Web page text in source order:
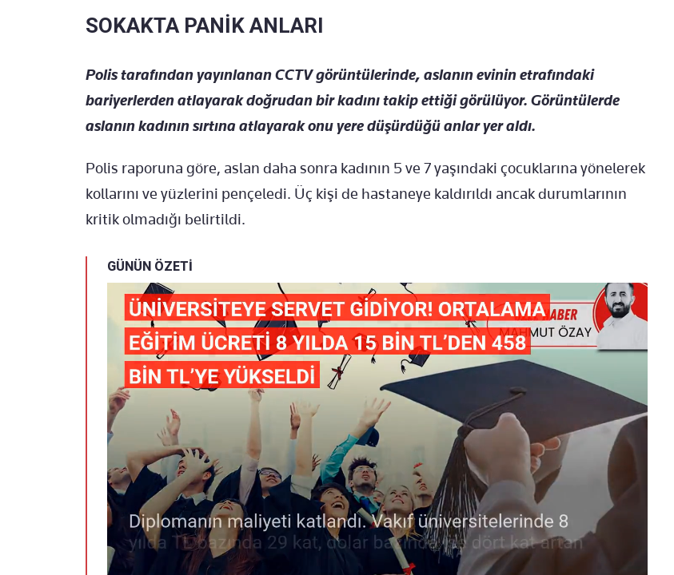
SOKAKTA PANİK ANLARI
Polis tarafından yayınlanan CCTV görüntülerinde, aslanın evinin etrafındaki
bariyerlerden atlayarak doğrudan bir kadını takip ettiği görülüyor. Görüntülerde
aslanın kadının sırtına atlayarak onu yere düşürdüğü anlar yer aldı.
Polis raporuna göre, aslan daha sonra kadının 5 ve 7 yaşındaki çocuklarına yönelerek
kollarını ve yüzlerini pençeledi. Üç kişi de hastaneye kaldırıldı ancak durumlarının
kritik olmadığı belirtildi.
GÜNÜN ÖZETİ